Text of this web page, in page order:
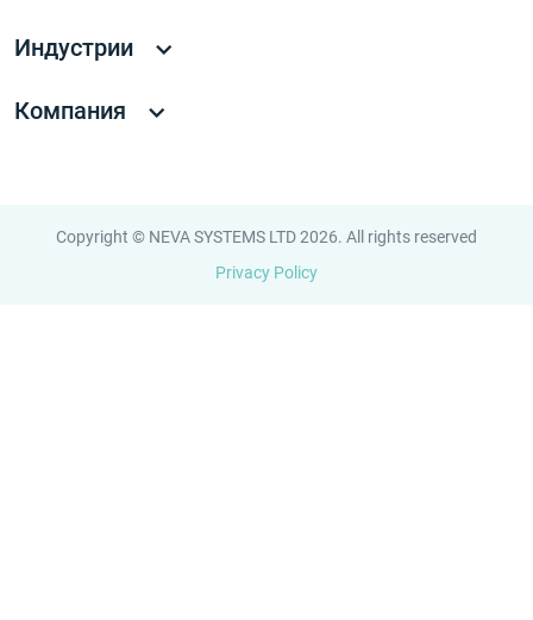
Индустрии
Компания
Copyright © NEVA SYSTEMS LTD 2026. All rights reserved
Privacy Policy